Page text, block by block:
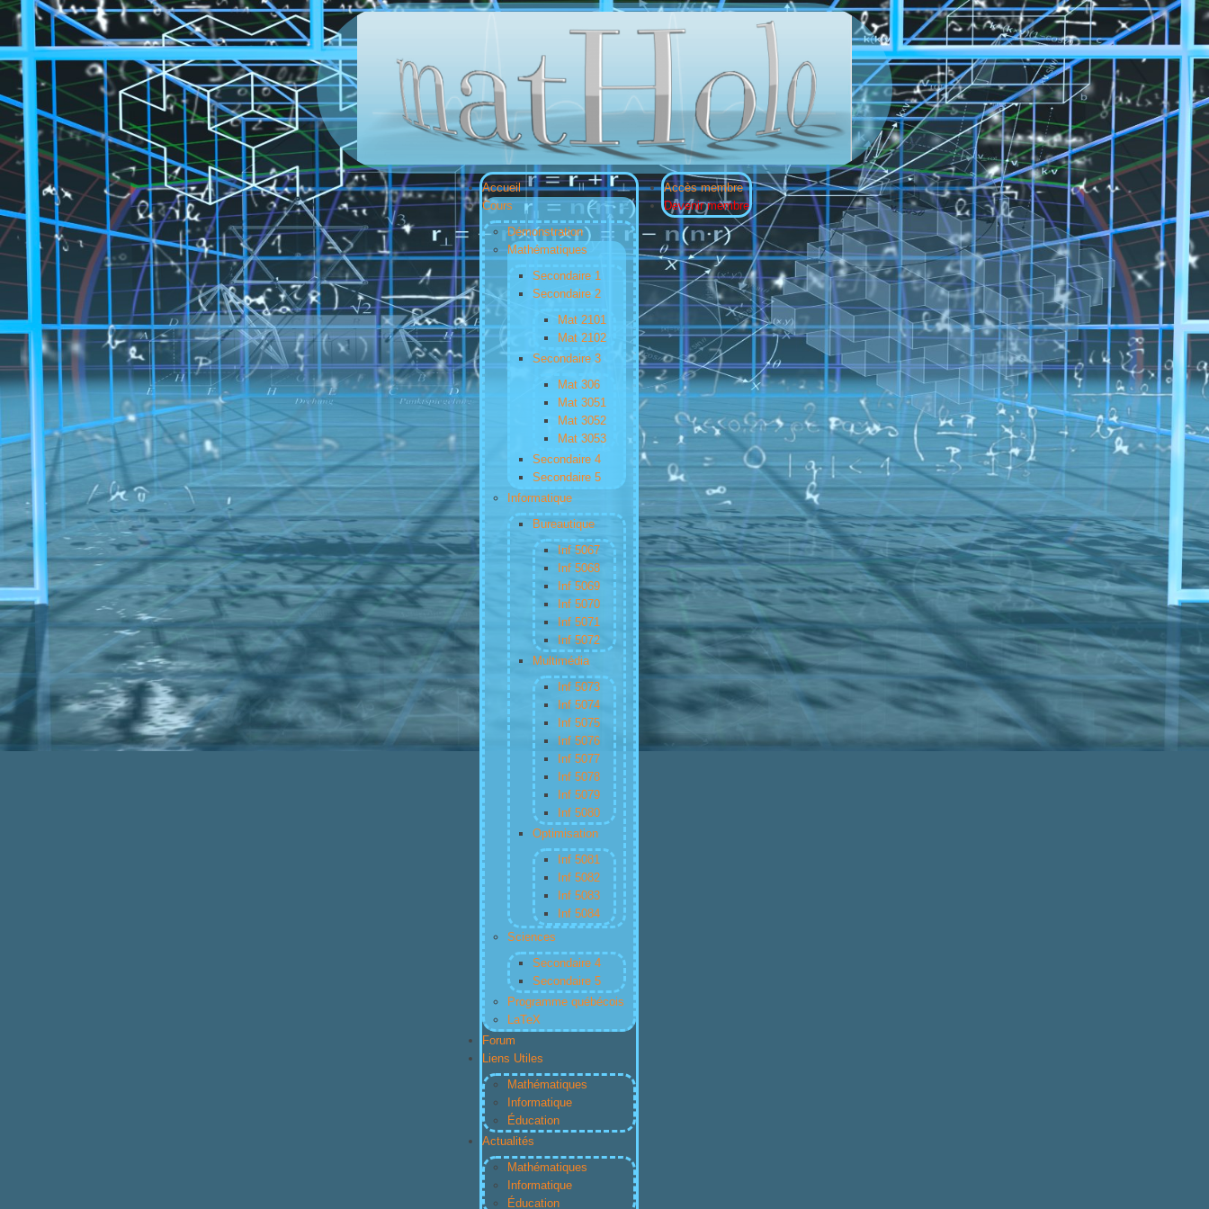
Accueil
Cours
Démonstration
Mathématiques
Secondaire 1
Secondaire 2
Mat 2101
Mat 2102
Secondaire 3
Mat 306
Mat 3051
Mat 3052
Mat 3053
Secondaire 4
Secondaire 5
Informatique
Bureautique
Inf 5067
Inf 5068
Inf 5069
Inf 5070
Inf 5071
Inf 5072
Multimédia
Inf 5073
Inf 5074
Inf 5075
Inf 5076
Inf 5077
Inf 5078
Inf 5079
Inf 5080
Optimisation
Inf 5081
Inf 5082
Inf 5083
Inf 5084
Sciences
Secondaire 4
Secondaire 5
Programme québécois
LaTeX
Forum
Liens Utiles
Mathématiques
Informatique
Éducation
Actualités
Mathématiques
Informatique
Éducation
Accès membre
Devenir membre